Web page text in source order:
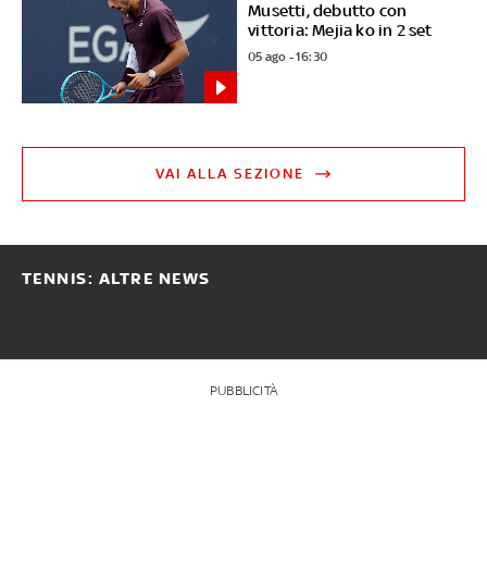
Musetti, debutto con
vittoria: Mejia ko in 2 set
05 ago - 16:30
VAI ALLA SEZIONE
TENNIS: ALTRE NEWS
PUBBLICITÀ